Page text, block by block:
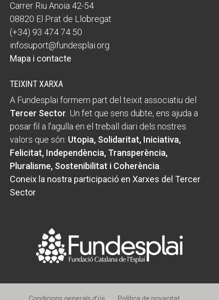
Carrer Riu Anoia 42-54
08820 El Prat de Llobregat
(+34) 93 474 74 50
infosuport@fundesplai.org
Mapa i contacte
TEIXINT XARXA
A Fundesplai formem part del teixit associatiu del
Tercer Sector . Un fet que sens dubte, ens ajuda a
posar fil a l'agulla en el treball diari dels nostres
valors que són: Utopia, Solidaritat, Iniciativa,
Felicitat, Independència, Transperència,
Pluralisme, Sostenibilitat i Coherència
Coneix la nostra participació en Xarxes del Tercer
Sector